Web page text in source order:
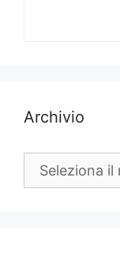
Archivio
Archivio